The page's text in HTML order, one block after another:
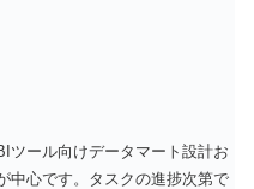
ツール向けデータマート設計お
中心です。タスクの進捗次第で